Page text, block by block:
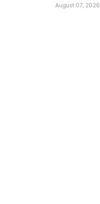
August 07, 2026